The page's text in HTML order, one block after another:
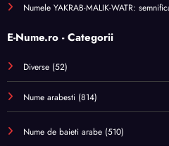
Numele YAKRAB-MALIK-WATR:
E-Nume.ro - Categorii
Diverse (52)
Nume arabesti (814)
Nume de baieti arabe (510)